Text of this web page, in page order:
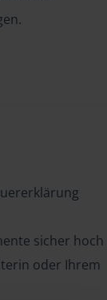
sicher hoch
oder Ihrem